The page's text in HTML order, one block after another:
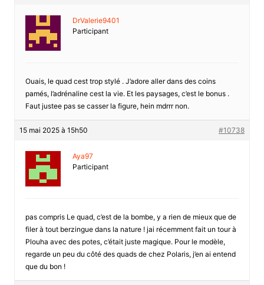
DrValerie9401
Participant
Ouais, le quad cest trop stylé . J’adore aller dans des coins
pamés, l’adrénaline cest la vie. Et les paysages, c’est le bonus .
Faut justee pas se casser la figure, hein mdrrr non.
15 mai 2025 à 15h50 #10738
Aya97
Participant
pas compris Le quad, c’est de la bombe, y a rien de mieux que de
filer à tout berzingue dans la nature ! jai récemment fait un tour à
Plouha avec des potes, c’était juste magique. Pour le modèle,
regarde un peu du côté des quads de chez Polaris, j’en ai entend
que du bon !